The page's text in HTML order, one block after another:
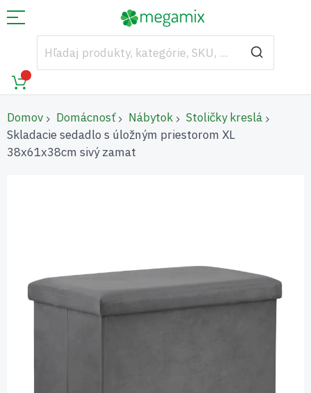
Domov Domácnosť Nábytok
Stoličky kreslá
Skladacie sedadlo s úložným priestorom XL
38x61x38cm sivý zamat